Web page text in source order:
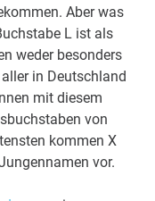
Aber was
L ist als
weder besonders
in Deutschland
mit diesem
von
kommen X
vor.